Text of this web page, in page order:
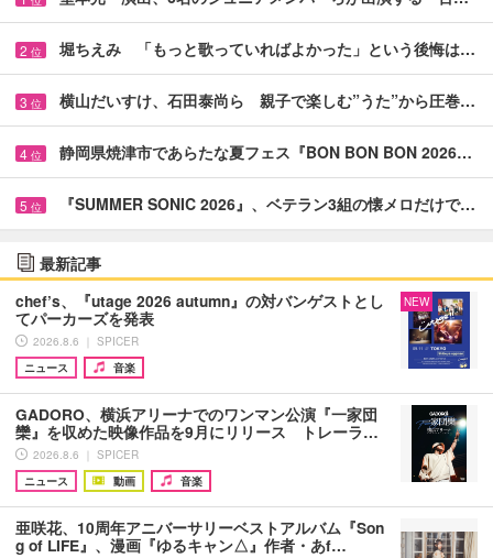
2 位 堀ちえみ 「もっと歌っていればよかった」という後悔は…
3 位 横山だいすけ、石田泰尚ら 親子で楽しむ”うた”から圧巻…
4 位 静岡県焼津市であらたな夏フェス『BON BON BON 2026…
5 位 『SUMMER SONIC 2026』、ベテラン3組の懐メロだけで…
最新記事
chef’s、『utage 2026 autumn』の対バンゲストとし
てパーカーズを発表
2026.8.6 ｜ SPICER
ニュース
音楽
NEW
GADORO、横浜アリーナでのワンマン公演『一家団
欒』を収めた映像作品を9月にリリース トレーラ…
2026.8.6 ｜ SPICER
ニュース
動画 音楽
亜咲花、10周年アニバーサリーベストアルバム『Son
g of LIFE』、漫画『ゆるキャン△』作者・あf…